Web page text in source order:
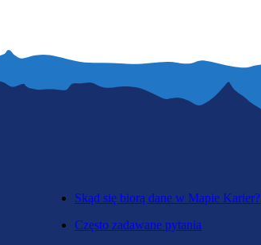
Skąd się biorą dane w Mapie Karier?
Często zadawane pytania